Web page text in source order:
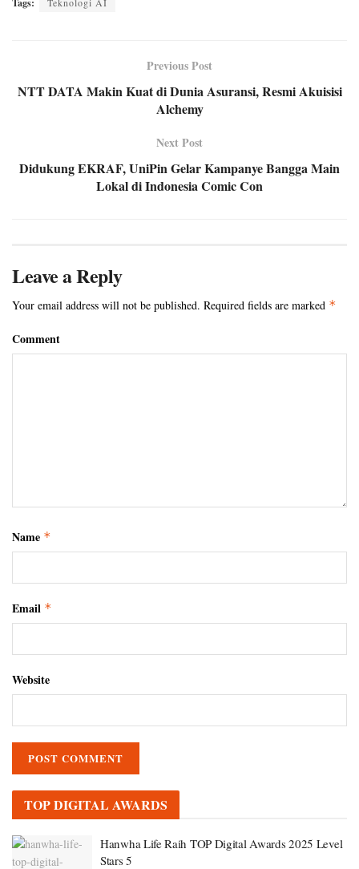
Previous Post
NTT DATA Makin Kuat di Dunia Asuransi, Resmi Akuisisi
Alchemy
Next Post
Didukung EKRAF, UniPin Gelar Kampanye Bangga Main
Lokal di Indonesia Comic Con
Leave a Reply
Your email address will not be published. Required fields are marked *
Comment
Name *
Email *
Website
TOP DIGITAL AWARDS
Hanwha Life Raih TOP Digital Awards 2025 Level
Stars 5